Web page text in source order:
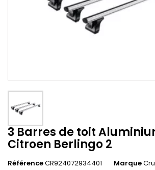
3 Barres de toit
Citroen Berlingo 2
RéférenceCR924072934401 Marque